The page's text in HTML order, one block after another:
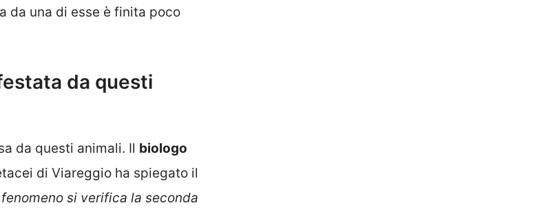
da una di esse è finita poco
da questi
da questi animali. Il biologo
di Viareggio ha spiegato il
si verifica la seconda